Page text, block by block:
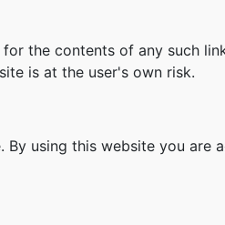
the contents of any such
is at the user's own risk.
using this website you are